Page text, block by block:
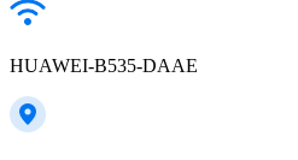
HUAWEI-B535-DAAE